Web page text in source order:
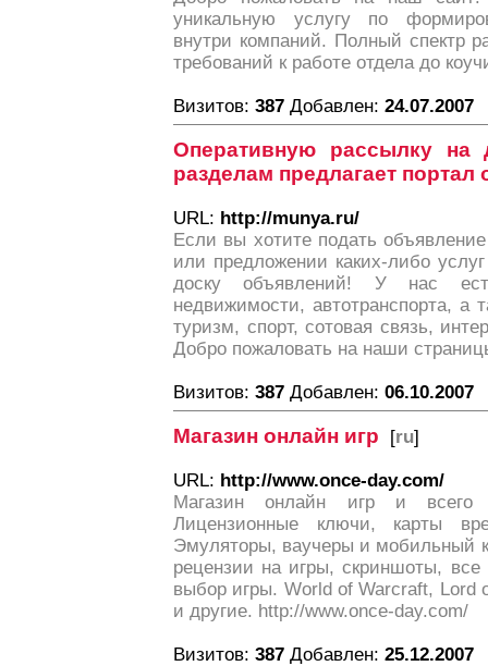
уникальную услугу по
внутри компаний. Полный спектр
требований к работе отдела до
Визитов: 387 Добавлен: 24.07.2007
Оперативную рассылку на
разделам предлагает портал
URL: http://munya.ru/
Если вы хотите подать
или предложении каких-либо
доску объявлений! У нас
недвижимости, автотранспорта, а
туризм, спорт, сотовая связь,
Добро пожаловать на наши
Визитов: 387 Добавлен: 06.10.2007
Магазин онлайн игр [ru]
URL: http://www.once-day.com/
Магазин онлайн игр и
Лицензионные ключи, карты
Эмуляторы, ваучеры и мобильный
рецензии на игры, скриншоты,
выбор игры. World of Warcraft, Lord
и другие. http://www.once-day.com/
Визитов: 387 Добавлен: 25.12.2007